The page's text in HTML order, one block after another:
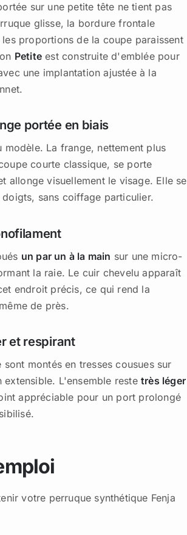
sur une petite tête ne tient pas
glisse, la bordure frontale
proportions de la coupe paraissent
Petiteest construite d'emblée pour
une implantation ajustée à la
portée en biais
modèle. La frange, nettement plus
courte classique, se porte
allonge visuellement le visage. Elle se
sans coiffage particulier.
un par un à la main sur une micro-
la raie. Le cuir chevelu apparaît
endroit précis, ce qui rend la
de près.
et respirant
montés en tresses cousues sur
L'ensemble reste très léger
appréciable pour un port prolongé
votre perruque synthétique Fenja